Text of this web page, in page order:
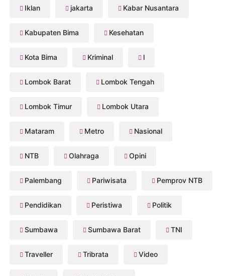
Iklan jakarta Kabar Nusantara
Kabupaten Bima Kesehatan
Kota Bima Kriminal l
Lombok Barat Lombok Tengah
Lombok Timur Lombok Utara
Mataram Metro Nasional
NTB Olahraga Opini
Palembang Pariwisata Pemprov NTB
Pendidikan Peristiwa Politik
Sumbawa Sumbawa Barat TNI
Traveller Tribrata Video